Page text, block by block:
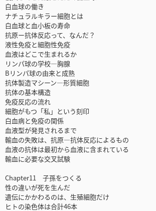
白血球の働き
ナチュラルキラー細胞とは
白血球と血小板の寿命
抗原ー抗体反応って、なんだ？
液性免疫と細胞性免疫
血液はどこで生まれるか
リンパ球の学校—胸腺
Bリンパ球の由来と成熟
抗体製造マシーン—形質細胞
抗体の基本構造
免疫反応の流れ
細胞がもつ「私」という刻印
白血病と免疫の関係
血液型が発見されるまで
輸血の失敗は、抗原—抗体反応によるもの
血液の抗体は最初から血液に含まれている
輸血に必要な交叉試験
Chapter11 子孫をつくる
性の違いが死を生んだ
遺伝にかかわるのは、生殖細胞だけ
ヒトの染色体は合計46本